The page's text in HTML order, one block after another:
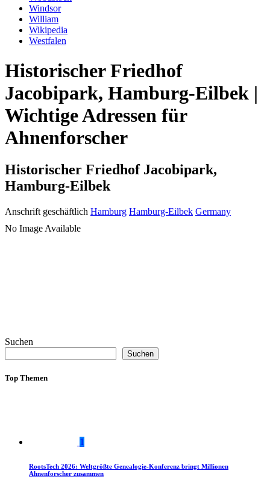
Windsor
William
Wikipedia
Westfalen
Historischer Friedhof
Jacobipark, Hamburg-Eilbek |
Wichtige Adressen für
Ahnenforscher
Historischer Friedhof Jacobipark,
Hamburg-Eilbek
Anschrift geschäftlich Hamburg Hamburg-Eilbek Germany
No Image Available
Suchen
Suchen
Top Themen
1
RootsTech 2026: Weltgrößte Genealogie-Konferenz bringt Millionen
Ahnenforscher zusammen